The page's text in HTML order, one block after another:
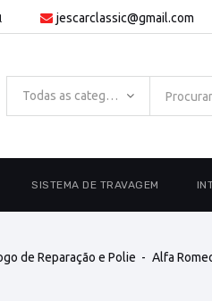
jescarclassic@gmail.com
Todas as categorias
SISTEMA DE TRAVAGEM
de Reparação e Polie Alfa